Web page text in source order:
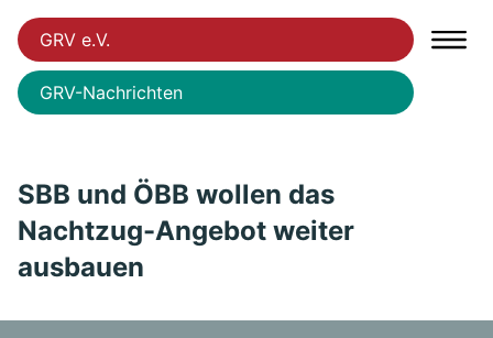
GRV e.V.
GRV-Nachrichten
SBB und ÖBB wollen das
Nachtzug-Angebot weiter
ausbauen